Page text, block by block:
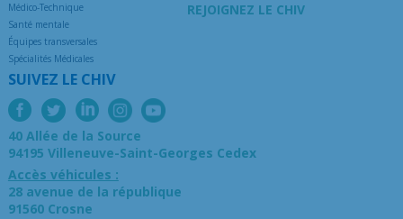
Médico-Technique
Santé mentale
Équipes transversales
Spécialités Médicales
REJOIGNEZ LE CHIV
SUIVEZ LE CHIV
40 Allée de la Source
94195 Villeneuve-Saint-Georges Cedex
Accès véhicules :
28 avenue de la république
91560 Crosne